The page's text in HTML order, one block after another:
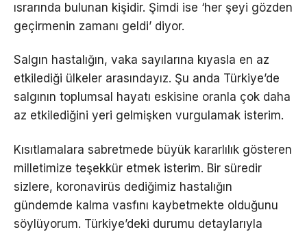
ısrarında bulunan kişidir. Şimdi ise ‘her şeyi gözden
geçirmenin zamanı geldi’ diyor.
Salgın hastalığın, vaka sayılarına kıyasla en az
etkilediği ülkeler arasındayız. Şu anda Türkiye’de
salgının toplumsal hayatı eskisine oranla çok daha
az etkilediğini yeri gelmişken vurgulamak isterim.
Kısıtlamalara sabretmede büyük kararlılık gösteren
milletimize teşekkür etmek isterim. Bir süredir
sizlere, koronavirüs dediğimiz hastalığın
gündemde kalma vasfını kaybetmekte olduğunu
söylüyorum. Türkiye’deki durumu detaylarıyla